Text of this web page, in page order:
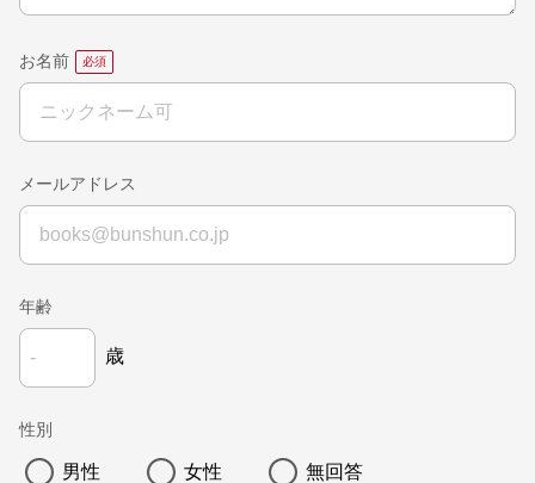
お名前
メールアドレス
年齢
歳
性別
男性 女性 無回答